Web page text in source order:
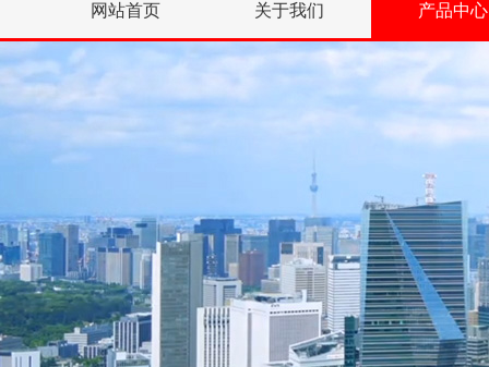
网站首页 关于我们 产品中心